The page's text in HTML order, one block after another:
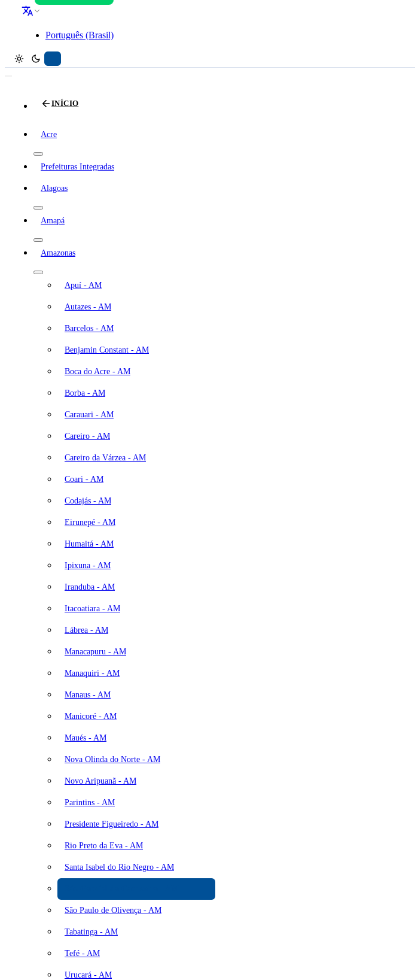
Português (Brasil)
INÍCIO
Acre
Prefeituras Integradas
Alagoas
Amapá
Amazonas
Apuí - AM
Autazes - AM
Barcelos - AM
Benjamin Constant - AM
Boca do Acre - AM
Borba - AM
Carauari - AM
Careiro - AM
Careiro da Várzea - AM
Coari - AM
Codajás - AM
Eirunepé - AM
Humaitá - AM
Ipixuna - AM
Iranduba - AM
Itacoatiara - AM
Lábrea - AM
Manacapuru - AM
Manaquiri - AM
Manaus - AM
Manicoré - AM
Maués - AM
Nova Olinda do Norte - AM
Novo Aripuanã - AM
Parintins - AM
Presidente Figueiredo - AM
Rio Preto da Eva - AM
Santa Isabel do Rio Negro - AM
São Paulo de Olivença - AM
Tabatinga - AM
Tefé - AM
Urucará - AM